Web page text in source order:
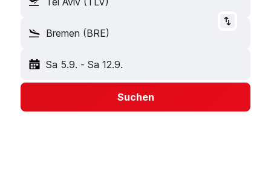
Bremen (BRE)
Sa 5.9. - Sa 12.9.
Suchen